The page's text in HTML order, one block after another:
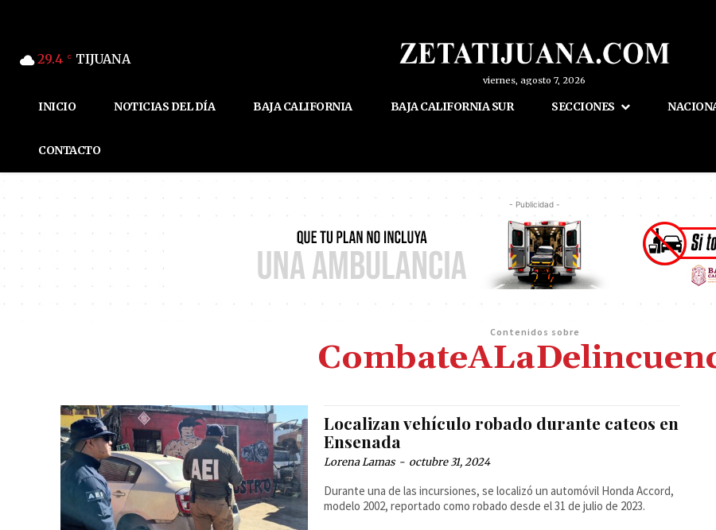
29.4 C TIJUANA
viernes, agosto 7, 2026
INICIO NOTICIAS DEL DÍA BAJA CALIFORNIA BAJA CALIFORNIA SUR SECCIONES
CONTACTO
- Publicidad -
Contenidos sobre
Localizan vehículo robado durante cateos en
Ensenada
Lorena Lamas - octubre 31, 2024
Durante una de las incursiones, se localizó un automóvil Honda Accord,
modelo 2002, reportado como robado desde el 31 de julio de 2023.